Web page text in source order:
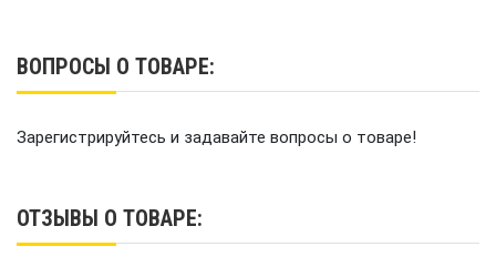
ВОПРОСЫ О ТОВАРЕ:
Зарегистрируйтесь и задавайте вопросы о товаре!
ОТЗЫВЫ О ТОВАРЕ: